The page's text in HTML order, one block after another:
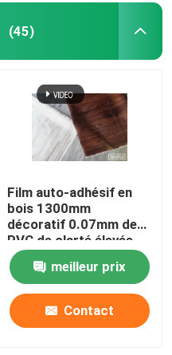
(45)
Film auto-adhésif en
bois 1300mm
décoratif 0.07mm de
PVC de clarté élevée
meilleur prix
Contact